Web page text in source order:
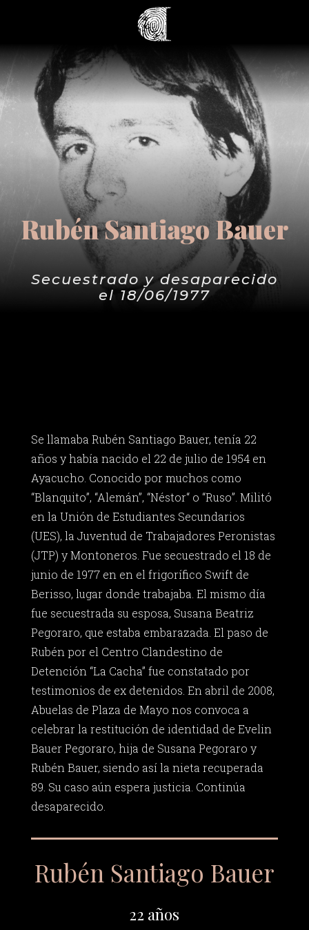
Rubén Santiago Bauer
Secuestrado y desaparecido
el 18/06/1977
Se llamaba Rubén Santiago Bauer, tenía 22
años y había nacido el 22 de julio de 1954 en
Ayacucho. Conocido por muchos como
“Blanquito”, “Alemán”, “Néstor“ o “Ruso”. Militó
en la Unión de Estudiantes Secundarios
(UES), la Juventud de Trabajadores Peronistas
(JTP) y Montoneros. Fue secuestrado el 18 de
junio de 1977 en en el frigorífico Swift de
Berisso, lugar donde trabajaba. El mismo día
fue secuestrada su esposa, Susana Beatriz
Pegoraro, que estaba embarazada. El paso de
Rubén por el Centro Clandestino de
Detención “La Cacha” fue constatado por
testimonios de ex detenidos. En abril de 2008,
Abuelas de Plaza de Mayo nos convoca a
celebrar la restitución de identidad de Evelin
Bauer Pegoraro, hija de Susana Pegoraro y
Rubén Bauer, siendo así la nieta recuperada
89. Su caso aún espera justicia. Continúa
desaparecido.
Rubén Santiago Bauer
22 años